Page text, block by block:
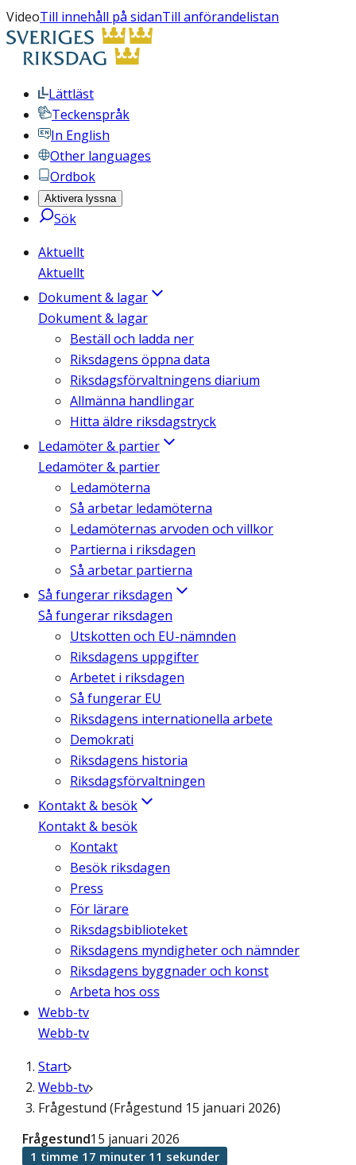
VideoTill innehåll på sidanTill anförandelistan
Lättläst
Teckenspråk
In English
Other languages
Ordbok
Aktivera lyssna
Sök
Aktuellt
Aktuellt
Dokument & lagar
Dokument & lagar
Beställ och ladda ner
Riksdagens öppna data
Riksdagsförvaltningens diarium
Allmänna handlingar
Hitta äldre riksdagstryck
Ledamöter & partier
Ledamöter & partier
Ledamöterna
Så arbetar ledamöterna
Ledamöternas arvoden och villkor
Partierna i riksdagen
Så arbetar partierna
Så fungerar riksdagen
Så fungerar riksdagen
Utskotten och EU-nämnden
Riksdagens uppgifter
Arbetet i riksdagen
Så fungerar EU
Riksdagens internationella arbete
Demokrati
Riksdagens historia
Riksdagsförvaltningen
Kontakt & besök
Kontakt & besök
Kontakt
Besök riksdagen
Press
För lärare
Riksdagsbiblioteket
Riksdagens myndigheter och nämnder
Riksdagens byggnader och konst
Arbeta hos oss
Webb-tv
Webb-tv
Start
Webb-tv
Frågestund (Frågestund 15 januari 2026)
Frågestund15 januari 2026
1 timme 17 minuter 11 sekunder